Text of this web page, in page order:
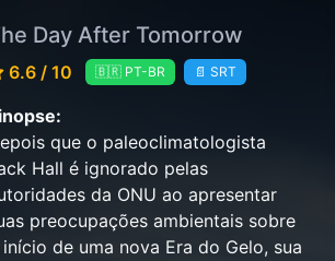
Day After Tomorrow
6.6 / 10 🇧🇷 PT-BR 📄 SRT
que o paleoclimatologista
Hall é ignorado pelas
da ONU ao apresentar
preocupações ambientais sobre
de uma nova Era do Gelo, sua